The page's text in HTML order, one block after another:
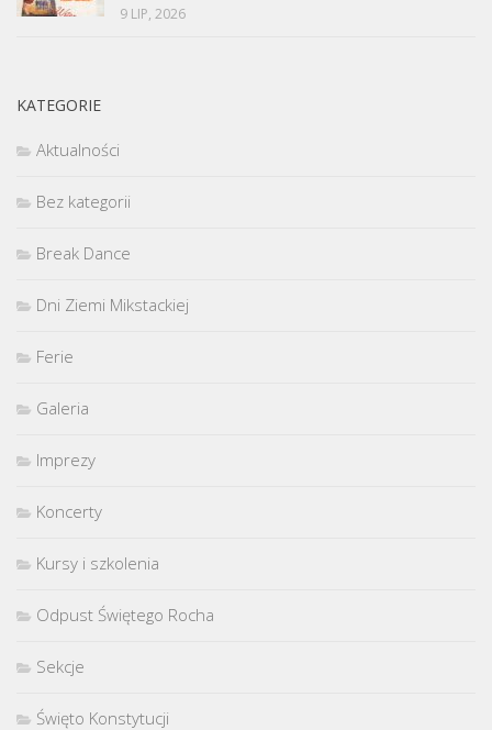
9 LIP, 2026
KATEGORIE
Aktualności
Bez kategorii
Break Dance
Dni Ziemi Mikstackiej
Ferie
Galeria
Imprezy
Koncerty
Kursy i szkolenia
Odpust Świętego Rocha
Sekcje
Święto Konstytucji